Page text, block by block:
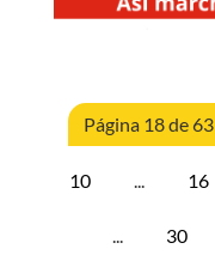
Página 18 de 63
10 ... 16
... 30